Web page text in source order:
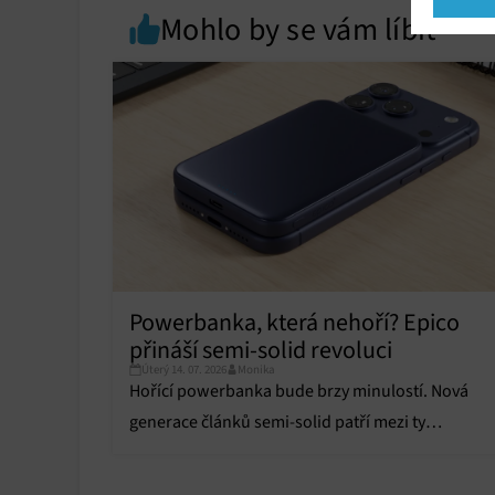
profilů
obsahu.
Mohlo by se vám líbit
Powerbanka, která nehoří? Epico
přináší semi-solid revoluci
Úterý 14. 07. 2026 Monika
Hořící powerbanka bude brzy minulostí. Nová
generace článků semi-solid patří mezi ty